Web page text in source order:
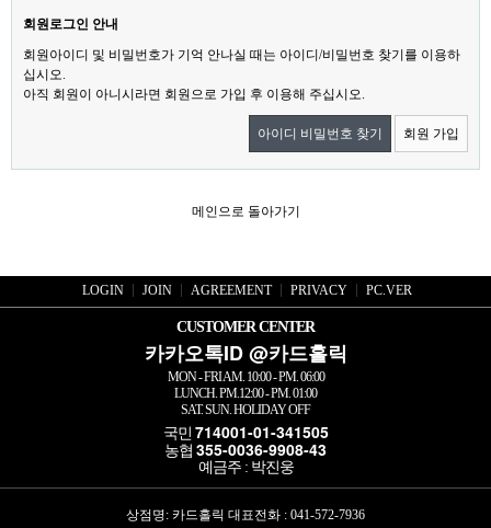
회원로그인 안내
회원아이디 및 비밀번호가 기억 안나실 때는 아이디/비밀번호 찾기를 이용하
십시오.
아직 회원이 아니시라면 회원으로 가입 후 이용해 주십시오.
아이디 비밀번호 찾기 회원 가입
메인으로 돌아가기
LOGIN JOIN AGREEMENT PRIVACY PC.VER
CUSTOMER CENTER
카카오톡ID @카드홀릭
MON - FRI AM. 10:00 - PM. 06:00
LUNCH. PM.12:00 - PM. 01:00
SAT. SUN. HOLIDAY OFF
국민 714001-01-341505
농협 355-0036-9908-43
예금주 : 박진웅
상점명: 카드홀릭 대표전화 : 041-572-7936